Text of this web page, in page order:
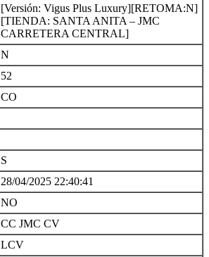
[Versión: Vigus Plus Luxury][RETOMA:N]
[TIENDA: SANTA ANITA – JMC
CARRETERA CENTRAL]
N
52
CO
S
28/04/2025 22:40:41
NO
CC JMC CV
LCV